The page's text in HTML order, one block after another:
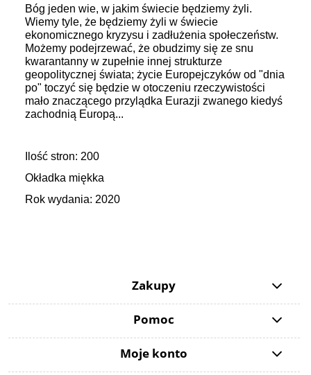
Bóg jeden wie, w jakim świecie będziemy żyli.
Wiemy tyle, że będziemy żyli w świecie
ekonomicznego kryzysu i zadłużenia społeczeństw.
Możemy podejrzewać, że obudzimy się ze snu
kwarantanny w zupełnie innej strukturze
geopolitycznej świata; życie Europejczyków od "dnia
po" toczyć się będzie w otoczeniu rzeczywistości
mało znaczącego przylądka Eurazji zwanego kiedyś
zachodnią Europą...
Ilość stron: 200
Okładka miękka
Rok wydania: 2020
Zakupy
Pomoc
Moje konto